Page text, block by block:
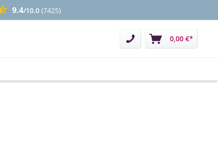
9.4/10.0 (7425)
Kontakt 0,00 €*